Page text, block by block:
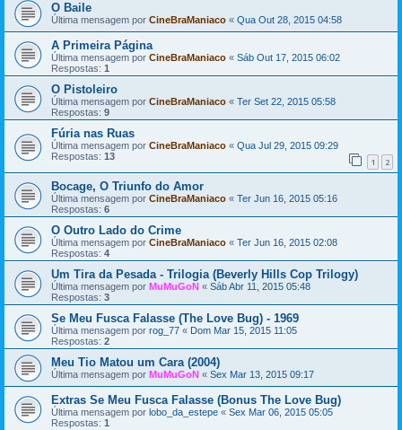
O Baile
Última mensagem por CineBraManiaco « Qua Out 28, 2015 04:58
A Primeira Página
Última mensagem por CineBraManiaco « Sáb Out 17, 2015 06:02
Respostas: 1
O Pistoleiro
Última mensagem por CineBraManiaco « Ter Set 22, 2015 05:58
Respostas: 9
Fúria nas Ruas
Última mensagem por CineBraManiaco « Qua Jul 29, 2015 09:29
Respostas: 13 1 2
Bocage, O Triunfo do Amor
Última mensagem por CineBraManiaco « Ter Jun 16, 2015 05:16
Respostas: 6
O Outro Lado do Crime
Última mensagem por CineBraManiaco « Ter Jun 16, 2015 02:08
Respostas: 4
Um Tira da Pesada - Trilogia (Beverly Hills Cop Trilogy)
Última mensagem por MuMuGoN « Sáb Abr 11, 2015 05:48
Respostas: 3
Se Meu Fusca Falasse (The Love Bug) - 1969
Última mensagem por rog_77 « Dom Mar 15, 2015 11:05
Respostas: 2
Meu Tio Matou um Cara (2004)
Última mensagem por MuMuGoN « Sex Mar 13, 2015 09:17
Extras Se Meu Fusca Falasse (Bonus The Love Bug)
Última mensagem por lobo_da_estepe « Sex Mar 06, 2015 05:05
Respostas: 1